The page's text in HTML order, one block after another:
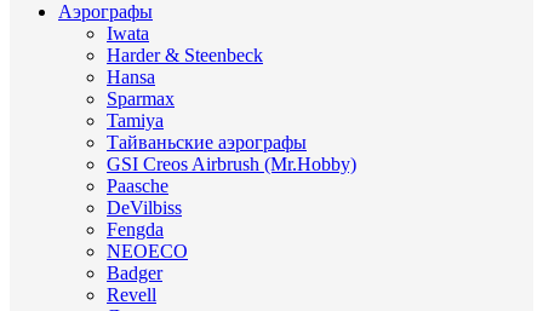
Аэрографы
Iwata
Harder & Steenbeck
Hansa
Sparmax
Tamiya
Тайваньские аэрографы
GSI Creos Airbrush (Mr.Hobby)
Paasche
DeVilbiss
Fengda
NEOECO
Badger
Revell